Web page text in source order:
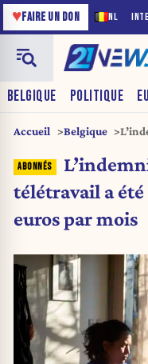
NL
♥FAIRE UN DON
BELGIQUE POLITIQUE
Accueil Belgique
télétravail a été
euros par mois